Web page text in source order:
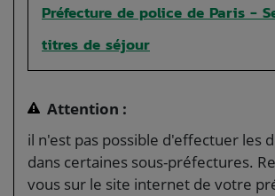
Préfecture de police de Paris -
titres de séjour
Attention :
il n'est pas possible d'effectuer les
dans certaines sous-préfectures.
vous sur le site internet de votre